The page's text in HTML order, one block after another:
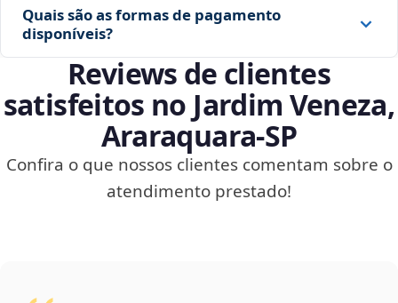
Quais são as formas de pagamento
disponíveis?
Reviews de clientes
satisfeitos no Jardim Veneza,
Araraquara‑SP
Confira o que nossos clientes comentam sobre o
atendimento prestado!